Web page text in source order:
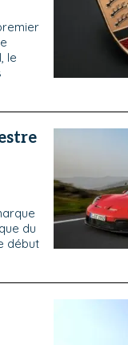
le
du
début